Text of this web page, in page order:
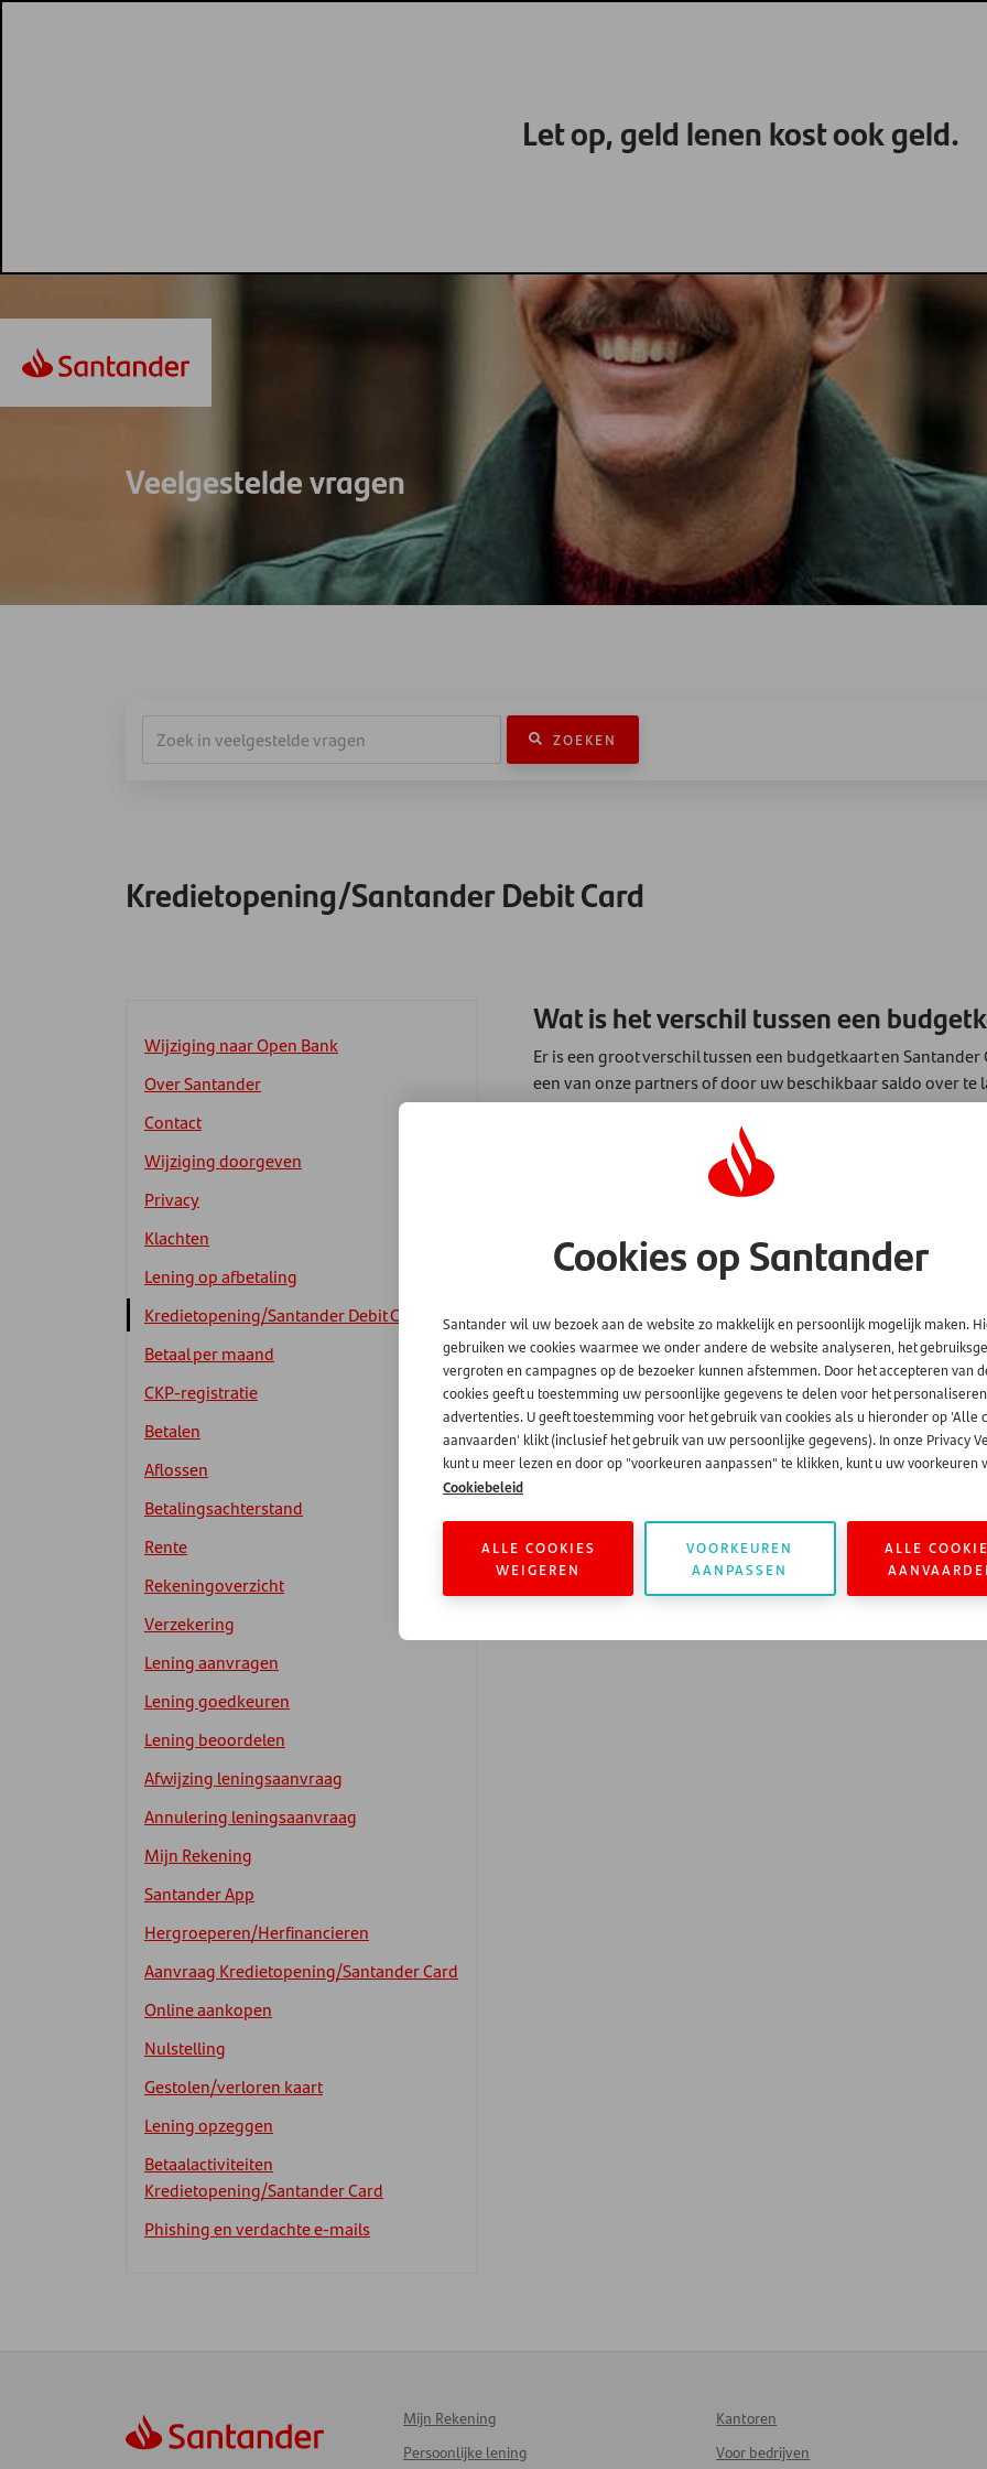
Let op, geld lenen kost ook geld.
Veelgestelde vragen
ZOEKEN
Kredietopening/Santander Debit Card
Wijziging naar Open Bank
Over Santander
Contact
Wijziging doorgeven
Privacy
Klachten
Lening op afbetaling
Kredietopening/Santander Debit Card
Betaal per maand
CKP-registratie
Betalen
Aflossen
Betalingsachterstand
Rente
Rekeningoverzicht
Verzekering
Lening aanvragen
Lening goedkeuren
Lening beoordelen
Afwijzing leningsaanvraag
Annulering leningsaanvraag
Mijn Rekening
Santander App
Hergroeperen/Herfinancieren
Aanvraag Kredietopening/Santander Card
Online aankopen
Nulstelling
Gestolen/verloren kaart
Lening opzeggen
Betaalactiviteiten
Kredietopening/Santander Card
Phishing en verdachte e-mails
Wat is het verschil tussen een
Er is een groot verschil tussen een budgetkaart en
een van onze partners of door uw beschikbaar saldo over
Card daarintegen kan u overal betalen waar het logo van
buitenland, maar ook online.
Mijn Rekening
Persoonlijke lening
Kantoren
Voor bedrijven
Cookies op Santander
Santander wil uw bezoek aan de website zo makkelijk en persoonlijk mogelijk maken.
gebruiken we cookies waarmee we onder andere de website analyseren, het
vergroten en campagnes op de bezoeker kunnen afstemmen. Door het accepteren van
cookies geeft u toestemming uw persoonlijke gegevens te delen voor het
advertenties. U geeft toestemming voor het gebruik van cookies als u hieronder op 'Alle
aanvaarden' klikt (inclusief het gebruik van uw persoonlijke gegevens). In onze Privacy
kunt u meer lezen en door op "voorkeuren aanpassen" te klikken, kunt u uw voorkeuren
Cookiebeleid
ALLE COOKIES
WEIGEREN
VOORKEUREN
AANPASSEN
ALLE